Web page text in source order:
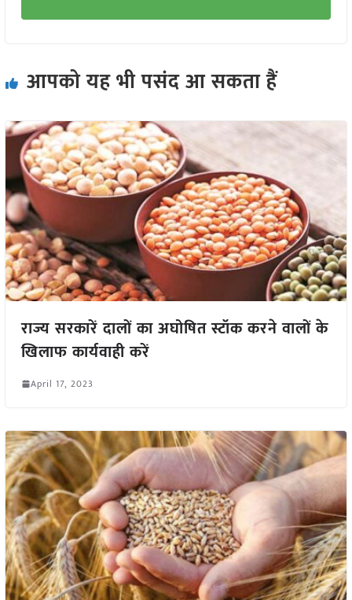
आपको यह भी पसंद आ सकता हैं
राज्य सरकारें दालों का अघोषित स्टॉक करने वालों के
खिलाफ कार्यवाही करें
April 17, 2023